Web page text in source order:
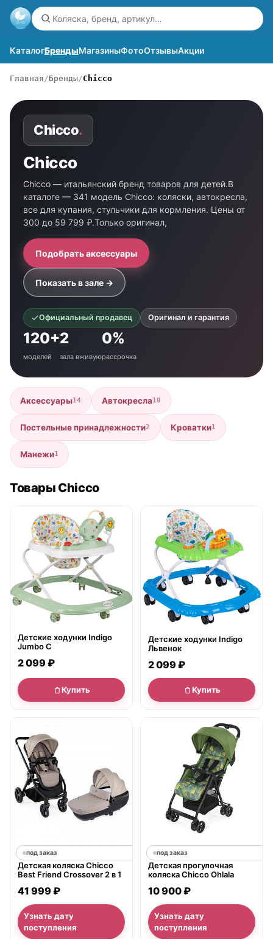
КаталогБрендыМагазиныФотоОтзывыАкции
Главная Бренды Chicco
Chicco.
Chicco
Chicco — итальянский бренд товаров для детей.В
каталоге — 341 модель Chicco: коляски, автокресла,
все для купания, стульчики для кормления. Цены от
300 до 59 799 ₽.Только оригинал,
Подобрать аксессуары
Показать в зале →
Официальный продавец Оригинал и гарантия
120+
моделей
2
зала вживую
0%
рассрочка
Аксессуары14 Автокресла10
Постельные принадлежности2 Кроватки1
Манежи1
Товары Chicco
● в наличии
Детские ходунки Indigo
Jumbo C
2 099 ₽
Купить
● в наличии
Детские ходунки Indigo
Львенок
2 099 ₽
Купить
под заказ
Детская коляска Chicco
Best Friend Crossover 2 в 1
41 999 ₽
Узнать дату
поступления
под заказ
Детская прогулочная
коляска Chicco Ohlala
10 900 ₽
Узнать дату
поступления